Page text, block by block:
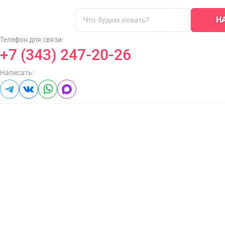
Телефон для связи:
+7 (343) 247-20-26
Написать: